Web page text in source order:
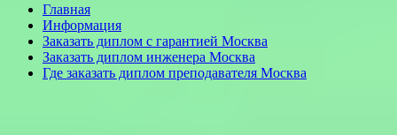
Главная
Информация
Заказать диплом с гарантией Москва
Заказать диплом инженера Москва
Где заказать диплом преподавателя Москва